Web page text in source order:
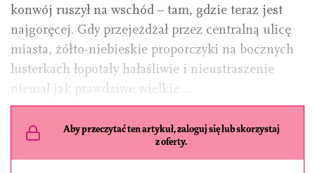
konwój ruszył na wschód – tam, gdzie teraz jest
najgoręcej. Gdy przejeżdżał przez centralną ulicę
miasta, żółto-niebieskie proporczyki na bocznych
lusterkach łopotały hałaśliwie i nieustraszenie
niemal jak prawdziwe wielkie …
Aby przeczytać ten artykuł, zaloguj się lub skorzystaj
z oferty.